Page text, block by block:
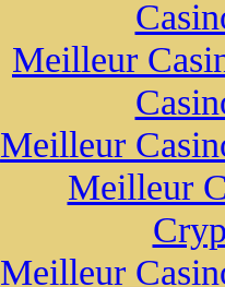
Meilleur
Meilleur
Meilleur
Meilleur